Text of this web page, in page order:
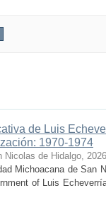
de Luis
1970-1974
Nicolas de Hidalgo,
Michoacana de San
of Luis